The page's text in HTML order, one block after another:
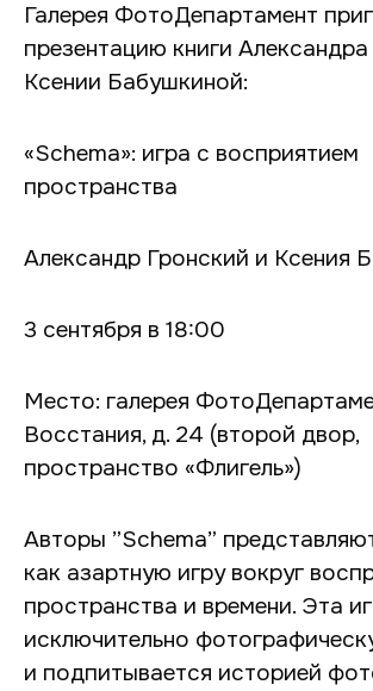
Галерея ФотоДепартамент
презентацию книги
Ксении Бабушкиной:
«Schema»: игра с восприятием
пространства
Александр Гронский и Ксения
3 сентября в 18:00
Место: галерея
Восстания, д. 24 (второй двор,
пространство «Флигель»)
Авторы ”Schema”
как азартную игру вокруг
пространства и времени. Эта
исключительно
и подпитывается историей